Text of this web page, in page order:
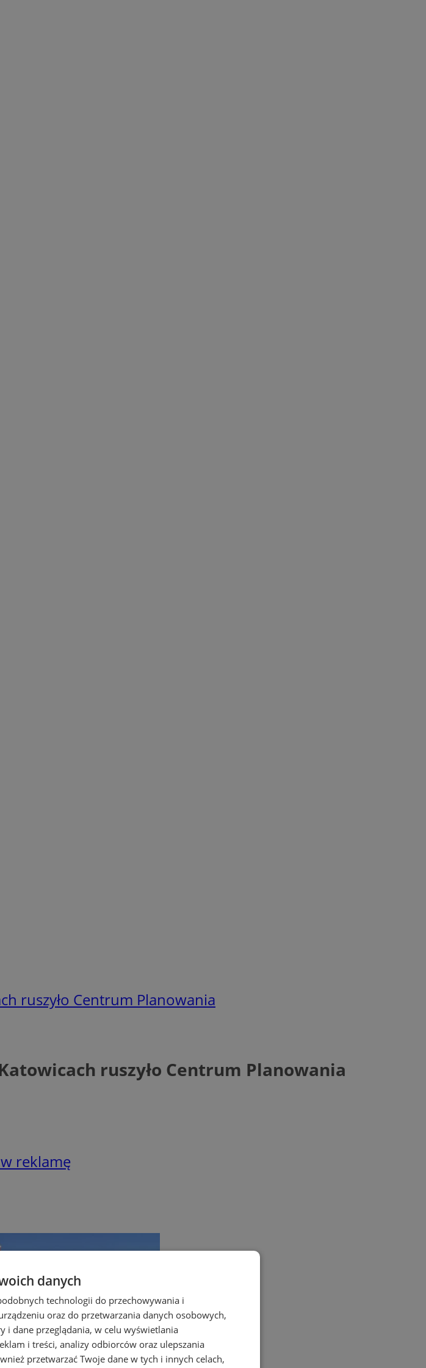
ruszyło Centrum Planowania
ruszyło Centrum Planowania
reklamę
danych
technologii do przechowywania i
oraz do przetwarzania danych osobowych,
i dane przeglądania, w celu wyświetlania
i treści, analizy odbiorców oraz ulepszania
przetwarzać Twoje dane w tych i innych celach,